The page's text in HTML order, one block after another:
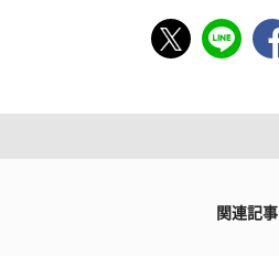
関連記事